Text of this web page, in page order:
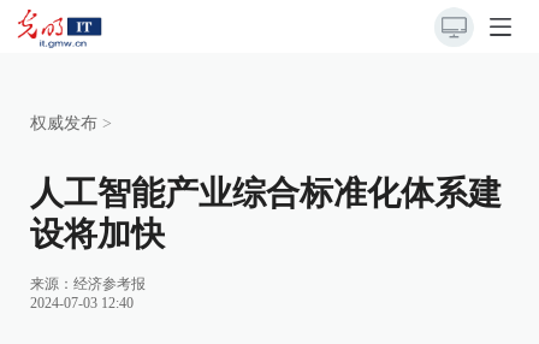
权威发布 >
人工智能产业综合标准化体系建
设将加快
来源： 经济参考报
2024-07-03 12:40